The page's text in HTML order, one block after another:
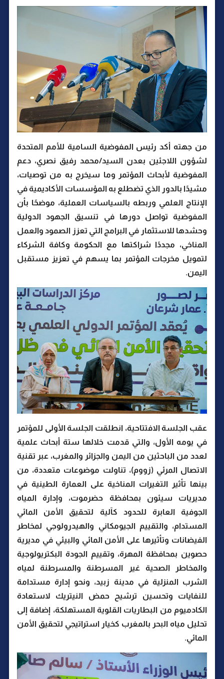
من جهته أكد رئيس المفوضية السامية للأمم المتحدة
لشؤون اللاجئين بعدن السيد/محمد رفيق نصري، دعم
المفوضية لأبحاث المؤتمر وما سيخرج به من توصيات،
مشيدًا بالدور الذي تضطلع به المؤسسات الأكاديمية في
الإنتاج العلمي وربطه بالسياسات العملية، موضحًا بأن
المفوضية تواصل دورها في تنسيق الجهود الدولية
وحشدها للاستثمار في البرامج التي تعزز الصمود والعمل
المناخي، مجددًا شراكتها مع الحكومة وكافة الشركاء
لتمويل مخرجات المؤتمر بما يسهم في تعزيز مستقبل
اليمن.
عقب الجلسة الافتتاحية، انطلقت الجلسة الأولى للمؤتمر
في يومه الأول، والتي قدمت خلالها ستة أبحاث علمية
لعدد من الباحثين من اليمن والجزائر والمغرب، عبر تقنية
الاتصال المرئي (زووم)، تناولت موضوعات متعددة، من
بينها تأثير التغيرات المناخية على العمارة الطينية في
مديريات سيئون بمحافظة حضرموت، وإدارة المياه
الجوفية العابرة للحدود كآلية لتحقيق الأمن المائي
المستدام، والتقييم الجيومكاني والهيدرولوجي لمخاطر
الفيضانات وتأثيرها على الأمن المائي والبيئي في مديرية
حصوين بمحافظة المهرة، وتقييم الجودة البكتريولوجية
والمخاطر الصحية غير المسرطنة والمسرطنة لمياه
الشرب المنزلية في مدينة زبيد، ونحو إدارة مستدامة
للنفايات وتحسين ترشيح حمض النيتريك لاستعادة
الكادميوم من البطاريات القلوية المستهلكة، إضافة إلى
تحليل مياه البحر بالمغرب كخيار استراتيجي لتحقيق الأمن
المائي.